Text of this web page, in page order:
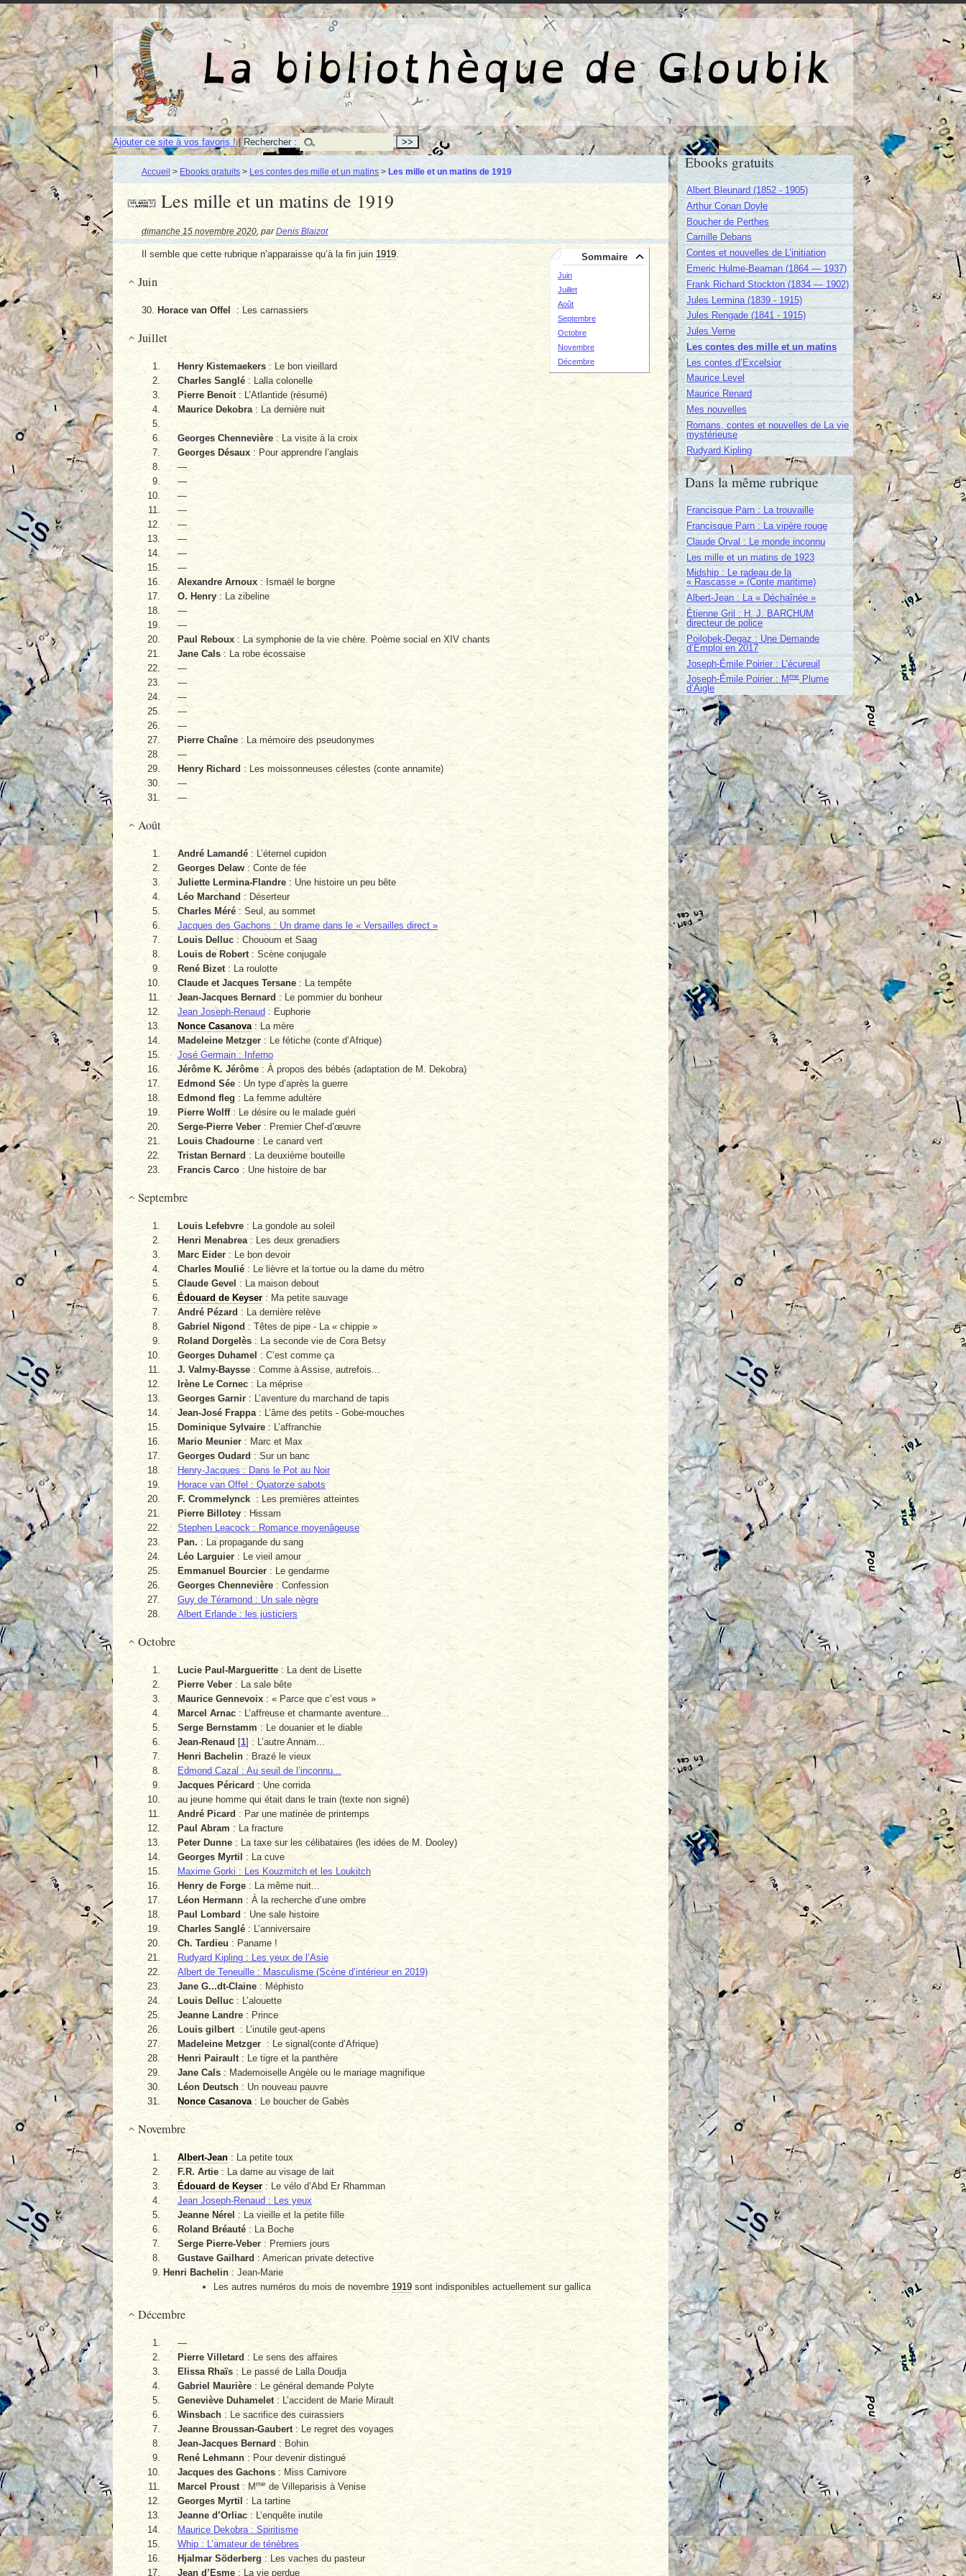
La bibliothèque de Gloubik
Ajouter ce site à vos favoris !|Rechercher :
Accueil > Ebooks gratuits > Les contes des mille et un matins > Les mille et un matins de 1919
Les mille et un matins de 1919
dimanche 15 novembre 2020, parDenis Blaizot
Sommaire
Juin
Juillet
Août
Septembre
Octobre
Novembre
Décembre
Il semble que cette rubrique n’apparaisse qu’à la fin juin 1919.
Juin
30. Horace van Offel: Les carnassiers
Juillet
Henry Kistemaekers : Le bon vieillard
Charles Sanglé : Lalla colonelle
Pierre Benoit: L’Atlantide (résumé)
Maurice Dekobra : La dernière nuit
Georges Chennevière: La visite à la croix
Georges Désaux: Pour apprendre l’anglais
—
—
—
—
—
—
—
—
Alexandre Arnoux: Ismaël le borgne
O. Henry: La zibeline
—
—
Paul Reboux : La symphonie de la vie chère. Poème social en XIV chants
Jane Cals : La robe écossaise
—
—
—
—
—
Pierre Chaîne : La mémoire des pseudonymes
—
Henry Richard: Les moissonneuses célestes (conte annamite)
—
—
Août
André Lamandé : L’éternel cupidon
Georges Delaw : Conte de fée
Juliette Lermina-Flandre: Une histoire un peu bête
Léo Marchand: Déserteur
Charles Méré: Seul, au sommet
Jacques des Gachons : Un drame dans le « Versailles direct »
Louis Delluc : Chououm et Saag
Louis de Robert: Scène conjugale
René Bizet: La roulotte
Claude et Jacques Tersane: La tempête
Jean-Jacques Bernard : Le pommier du bonheur
Jean Joseph-Renaud : Euphorie
Nonce Casanova: La mère
Madeleine Metzger : Le fétiche (conte d’Afrique)
José Germain : Inferno
Jérôme K. Jérôme : À propos des bébés (adaptation de M. Dekobra)
Edmond Sée: Un type d’après la guerre
Edmond fleg : La femme adultère
Pierre Wolff: Le désire ou le malade guéri
Serge-Pierre Veber : Premier Chef-d’œuvre
Louis Chadourne : Le canard vert
Tristan Bernard : La deuxième bouteille
Francis Carco : Une histoire de bar
Septembre
Louis Lefebvre : La gondole au soleil
Henri Menabrea : Les deux grenadiers
Marc Eider : Le bon devoir
Charles Moulié : Le lièvre et la tortue ou la dame du métro
Claude Gevel : La maison debout
Édouard de Keyser: Ma petite sauvage
André Pézard : La dernière relève
Gabriel Nigond : Têtes de pipe - La « chippie »
Roland Dorgelès : La seconde vie de Cora Betsy
Georges Duhamel : C’est comme ça
J. Valmy-Baysse: Comme à Assise, autrefois...
Irène Le Cornec : La méprise
Georges Garnir: L’aventure du marchand de tapis
Jean-José Frappa: L’âme des petits - Gobe-mouches
Dominique Sylvaire : L’affranchie
Mario Meunier : Marc et Max
Georges Oudard: Sur un banc
Henry-Jacques : Dans le Pot au Noir
Horace van Offel : Quatorze sabots
F. Crommelynck : Les premières atteintes
Pierre Billotey: Hissam
Stephen Leacock : Romance moyenâgeuse
Pan.: La propagande du sang
Léo Larguier: Le vieil amour
Emmanuel Bourcier: Le gendarme
Georges Chennevière : Confession
Guy de Téramond : Un sale nègre
Albert Erlande : les justiciers
Octobre
Lucie Paul-Margueritte: La dent de Lisette
Pierre Veber : La sale bête
Maurice Gennevoix: « Parce que c’est vous »
Marcel Arnac : L’affreuse et charmante aventure...
Serge Bernstamm: Le douanier et le diable
Jean-Renaud [1] : L’autre Annam...
Henri Bachelin : Brazé le vieux
Edmond Cazal : Au seuil de l’inconnu...
Jacques Péricard : Une corrida
au jeune homme qui était dans le train (texte non signé)
André Picard : Par une matinée de printemps
Paul Abram: La fracture
Peter Dunne: La taxe sur les célibataires (les idées de M. Dooley)
Georges Myrtil : La cuve
Maxime Gorki : Les Kouzmitch et les Loukitch
Henry de Forge : La même nuit...
Léon Hermann: À la recherche d’une ombre
Paul Lombard : Une sale histoire
Charles Sanglé: L’anniversaire
Ch. Tardieu : Paname !
Rudyard Kipling : Les yeux de l’Asie
Albert de Teneuille : Masculisme (Scène d’intérieur en 2019)
Jane G...dt-Claine: Méphisto
Louis Delluc : L’alouette
Jeanne Landre: Prince
Louis gilbert: L’inutile geut-apens
Madeleine Metzger : Le signal(conte d’Afrique)
Henri Pairault: Le tigre et la panthère
Jane Cals : Mademoiselle Angèle ou le mariage magnifique
Léon Deutsch: Un nouveau pauvre
Nonce Casanova : Le boucher de Gabès
Novembre
Albert-Jean: La petite toux
F.R. Artie: La dame au visage de lait
Édouard de Keyser: Le vélo d’Abd Er Rhamman
Jean Joseph-Renaud : Les yeux
Jeanne Nérel : La vieille et la petite fille
Roland Bréauté : La Boche
Serge Pierre-Veber: Premiers jours
Gustave Gailhard : American private detective
Henri Bachelin : Jean-Marie
Les autres numéros du mois de novembre1919 sont indisponibles actuellement sur gallica
Décembre
—
Pierre Villetard : Le sens des affaires
Elissa Rhaïs: Le passé de Lalla Doudja
Gabriel Maurière: Le général demande Polyte
Geneviève Duhamelet : L’accident de Marie Mirault
Winsbach : Le sacrifice des cuirassiers
Jeanne Broussan-Gaubert: Le regret des voyages
Jean-Jacques Bernard: Bohin
René Lehmann : Pour devenir distingué
Jacques des Gachons: Miss Carnivore
Marcel Proust: Mme de Villeparisis à Venise
Georges Myrtil : La tartine
Jeanne d’Orliac: L’enquête inutile
Maurice Dekobra : Spiritisme
Whip : L’amateur de ténèbres
Hjalmar Söderberg : Les vaches du pasteur
Jean d’Esme: La vie perdue
Ebooks gratuits
Albert Bleunard (1852 - 1905)
Arthur Conan Doyle
Boucher de Perthes
Camille Debans
Contes et nouvelles de L’initiation
Emeric Hulme-Beaman (1864 — 1937)
Frank Richard Stockton (1834 — 1902)
Jules Lermina (1839 - 1915)
Jules Rengade (1841 - 1915)
Jules Verne
Les contes des mille et un matins
Les contes d’Excelsior
Maurice Level
Maurice Renard
Mes nouvelles
Romans, contes et nouvelles de La vie
mystérieuse
Rudyard Kipling
Dans la même rubrique
Francisque Parn : La trouvaille
Francisque Parn : La vipère rouge
Claude Orval : Le monde inconnu
Les mille et un matins de 1923
Midship : Le radeau de la
« Rascasse » (Conte maritime)
Albert-Jean : La « Déchaînée »
Étienne Gril : H. J. BARCHUM
directeur de police
Poilobek-Degaz : Une Demande
d’Emploi en 2017
Joseph-Émile Poirier : L’écureuil
Joseph-Émile Poirier : MmePlume
d’Aigle